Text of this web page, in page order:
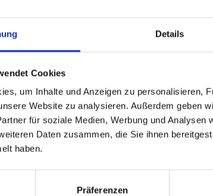
Details
Cookies
um Inhalte und Anzeigen zu personalisieren,
Website zu analysieren. Außerdem geben
für soziale Medien, Werbung und Analysen
Daten zusammen, die Sie ihnen
haben.
Präferenzen